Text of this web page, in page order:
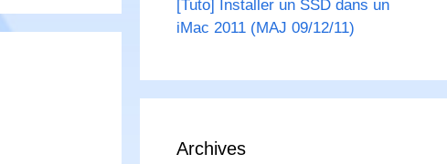
[Tuto] Installer un SSD dans un
iMac 2011 (MAJ 09/12/11)
Archives